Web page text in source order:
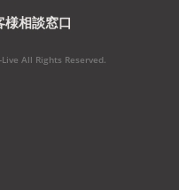
様相談窓口
All Rights Reserved.